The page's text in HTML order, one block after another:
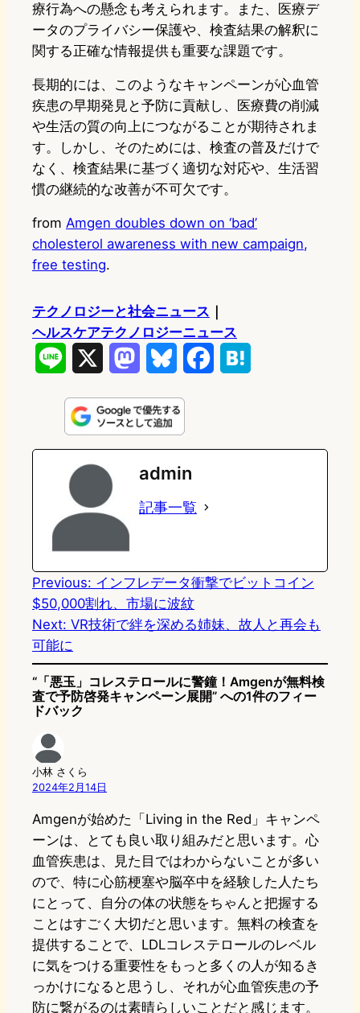
療行為への懸念も考えられます。また、医療デ
ータのプライバシー保護や、検査結果の解釈に
関する正確な情報提供も重要な課題です。
長期的には、このようなキャンペーンが心血管
疾患の早期発見と予防に貢献し、医療費の削減
や生活の質の向上につながることが期待されま
す。しかし、そのためには、検査の普及だけで
なく、検査結果に基づく適切な対応や、生活習
慣の継続的な改善が不可欠です。
from Amgen doubles down on ‘bad’
cholesterol awareness with new campaign,
free testing.
テクノロジーと社会ニュース
ヘルスケアテクノロジーニュース
n
e
s
t
o
d
n
u
e
s
k
e
k
e
admin
記事一覧
Previous: インフレデータ衝撃でビットコイン
$50,000割れ、市場に波紋
Next: VR技術で絆を深める姉妹、故人と再会も
可能に
“「悪玉」コレステロールに警鐘！Amgenが無料検
査で予防啓発キャンペーン展開” への1件のフィー
ドバック
小林 さくら
2024年2月14日
Amgenが始めた「Living in the Red」キャンペ
ーンは、とても良い取り組みだと思います。心
血管疾患は、見た目ではわからないことが多い
ので、特に心筋梗塞や脳卒中を経験した人たち
にとって、自分の体の状態をちゃんと把握する
ことはすごく大切だと思います。無料の検査を
提供することで、LDLコレステロールのレベル
に気をつける重要性をもっと多くの人が知るき
っかけになると思うし、それが心血管疾患の予
防に繋がるのは素晴らしいことだと感じます。